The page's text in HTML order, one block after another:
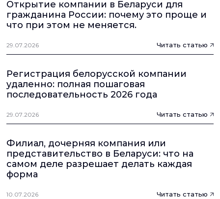
правительства. Все виды деятельности должны
соответствовать заявленным кодам ОКЭД.
Открытие компании в Беларуси для
гражданина России: почему это проще и
что при этом не меняется.
29.07.2026 Читать статью
Регистрация белорусской компании
удаленно: полная пошаговая
последовательность 2026 года
29.07.2026 Читать статью
Филиал, дочерняя компания или
представительство в Беларуси: что на
самом деле разрешает делать каждая
форма
10.07.2026 Читать статью